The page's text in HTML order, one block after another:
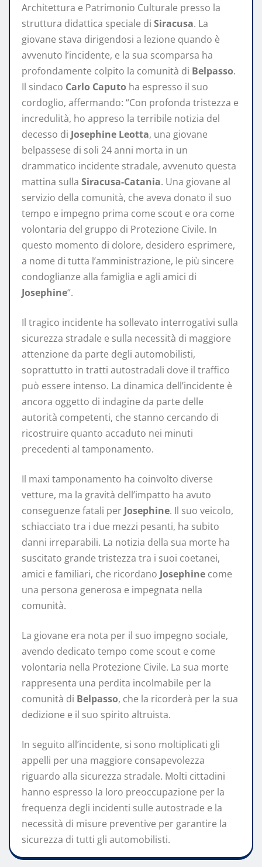
Architettura e Patrimonio Culturale presso la
struttura didattica speciale di Siracusa. La
giovane stava dirigendosi a lezione quando è
avvenuto l’incidente, e la sua scomparsa ha
profondamente colpito la comunità di Belpasso.
Il sindaco Carlo Caputo ha espresso il suo
cordoglio, affermando: “Con profonda tristezza e
incredulità, ho appreso la terribile notizia del
decesso di Josephine Leotta, una giovane
belpassese di soli 24 anni morta in un
drammatico incidente stradale, avvenuto questa
mattina sulla Siracusa-Catania. Una giovane al
servizio della comunità, che aveva donato il suo
tempo e impegno prima come scout e ora come
volontaria del gruppo di Protezione Civile. In
questo momento di dolore, desidero esprimere,
a nome di tutta l’amministrazione, le più sincere
condoglianze alla famiglia e agli amici di
Josephine“.
Il tragico incidente ha sollevato interrogativi sulla
sicurezza stradale e sulla necessità di maggiore
attenzione da parte degli automobilisti,
soprattutto in tratti autostradali dove il traffico
può essere intenso. La dinamica dell’incidente è
ancora oggetto di indagine da parte delle
autorità competenti, che stanno cercando di
ricostruire quanto accaduto nei minuti
precedenti al tamponamento.
Il maxi tamponamento ha coinvolto diverse
vetture, ma la gravità dell’impatto ha avuto
conseguenze fatali per Josephine. Il suo veicolo,
schiacciato tra i due mezzi pesanti, ha subito
danni irreparabili. La notizia della sua morte ha
suscitato grande tristezza tra i suoi coetanei,
amici e familiari, che ricordano Josephine come
una persona generosa e impegnata nella
comunità.
La giovane era nota per il suo impegno sociale,
avendo dedicato tempo come scout e come
volontaria nella Protezione Civile. La sua morte
rappresenta una perdita incolmabile per la
comunità di Belpasso, che la ricorderà per la sua
dedizione e il suo spirito altruista.
In seguito all’incidente, si sono moltiplicati gli
appelli per una maggiore consapevolezza
riguardo alla sicurezza stradale. Molti cittadini
hanno espresso la loro preoccupazione per la
frequenza degli incidenti sulle autostrade e la
necessità di misure preventive per garantire la
sicurezza di tutti gli automobilisti.